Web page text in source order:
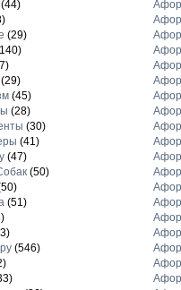
(29)
(45)
(28)
(30)
(41)
(47)
(50)
(51)
(546)